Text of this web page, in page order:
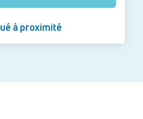
à proximité